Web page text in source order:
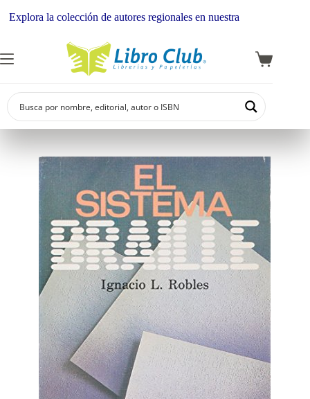
la colección de autores regionales en nuestra librería